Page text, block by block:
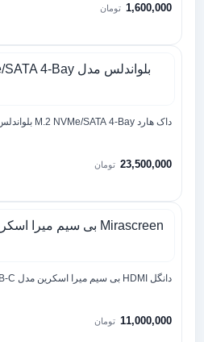
1,600,000 تومان
داک هارد M.2 NVMe/SATA 4-Bay بلواندلس مدل DB2804SNA
23,500,000 تومان
دانگل HDMI بی سیم میرا اسکرین مدل Mirascreen CHD01 USB-C
11,000,000 تومان